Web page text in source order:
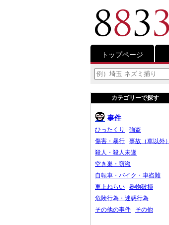
トップページ
カテゴリーで探す
事件
ひったくり
強盗
傷害・暴行
事故（車以外）
殺人・殺人未遂
空き巣・窃盗
自転車・バイク・車盗難
車上ねらい
器物破損
危険行為・迷惑行為
その他の事件
その他